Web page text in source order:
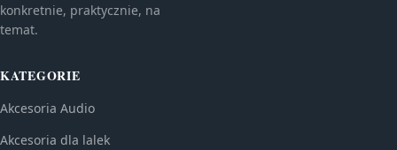
konkretnie, praktycznie, na
temat.
KATEGORIE
Akcesoria Audio
Akcesoria dla lalek